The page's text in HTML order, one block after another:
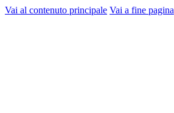
Vai al contenuto principale Vai a fine pagina